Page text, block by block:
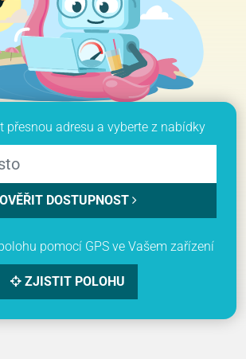
přesnou adresu a vyberte z nabídky
OVĚŘIT DOSTUPNOST
pomocí GPS ve Vašem zařízení
ZJISTIT POLOHU